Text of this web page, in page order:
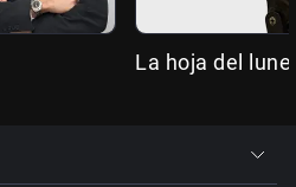
La hoja del